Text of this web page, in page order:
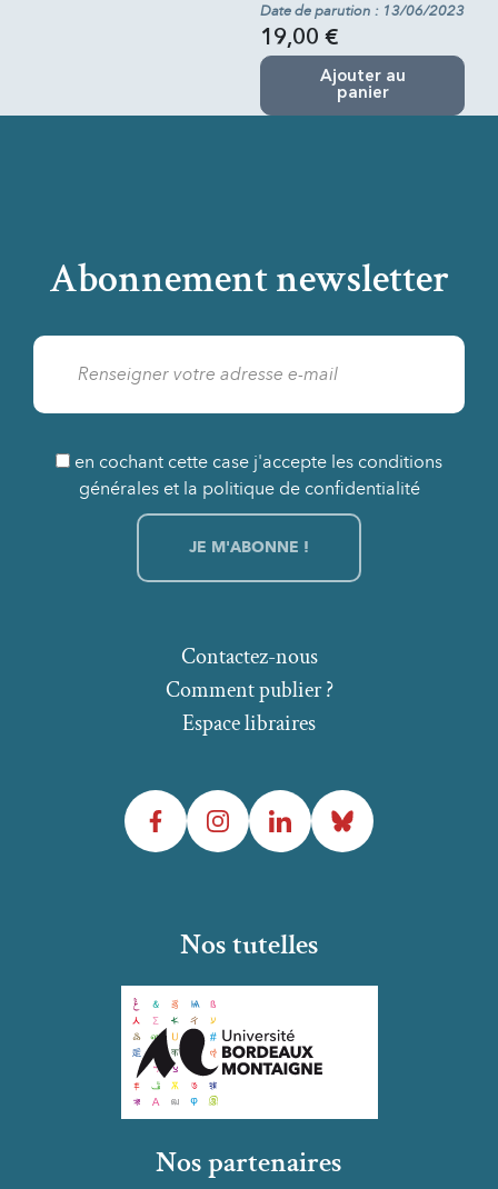
Date de parution : 13/06/2023
19,00 €
Ajouter au
panier
Abonnement newsletter
en cochant cette case j'accepte les conditions
générales et la politique de confidentialité
Comment publier ?
Espace libraires
Contactez-nous
FacebookInstagramLinkedInBluesky
Nos tutelles
Nos partenaires